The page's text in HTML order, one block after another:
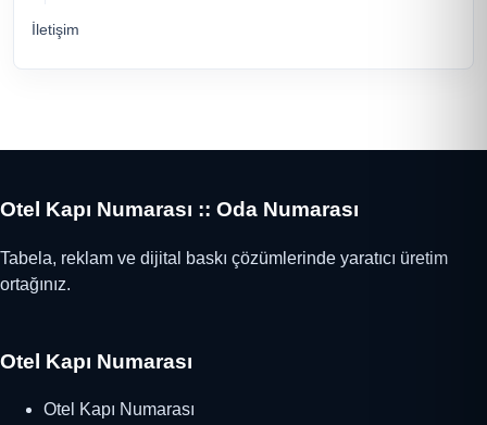
İletişim
Otel Kapı Numarası :: Oda Numarası
Tabela, reklam ve dijital baskı çözümlerinde yaratıcı üretim
ortağınız.
Otel Kapı Numarası
Otel Kapı Numarası